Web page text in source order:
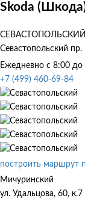
Skoda
СЕВАСТОПОЛЬСКИЙ
Севастопольский пр.
Ежедневно с 8:00 до
+7 (499) 460-69-84
построить маршрут
Мичуринский
ул. Удальцова, 60, к.7